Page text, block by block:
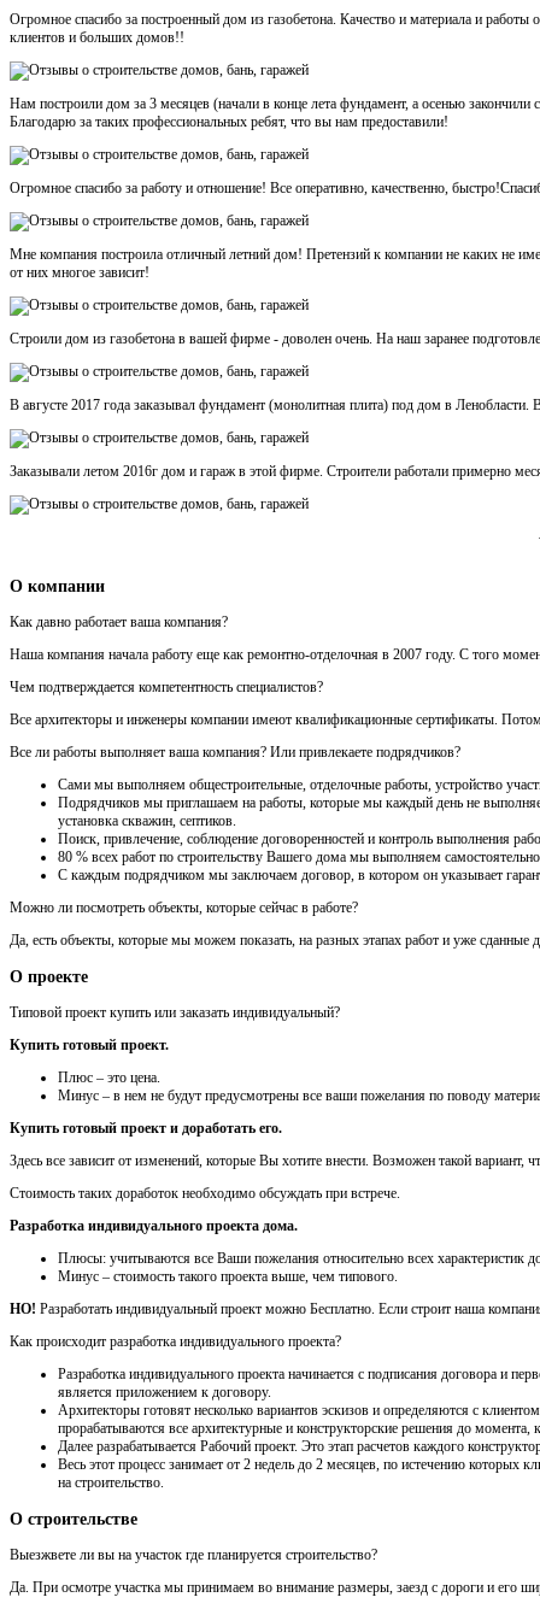
Огромное спасибо за построенный дом из газобетона. Качество и материала и
клиентов и больших домов!!
Нам построили дом за 3 месяцев (начали в конце лета фундамент, а осенью
Благодарю за таких профессиональных ребят, что вы нам предоставили!
Огромное спасибо за работу и отношение! Все оперативно, качественно,
Мне компания построила отличный летний дом! Претензий к компании не каких не
от них многое зависит!
Строили дом из газобетона в вашей фирме - доволен очень. На наш заранее
В августе 2017 года заказывал фундамент (монолитная плита) под дом в
Заказывали летом 2016г дом и гараж в этой фирме. Строители работали примерно
О компании
Как давно работает ваша компания?
Наша компания начала работу еще как ремонтно-отделочная в 2007 году. С того
Чем подтверждается компетентность специалистов?
Все архитекторы и инженеры компании имеют квалификационные сертификаты.
Все ли работы выполняет ваша компания? Или привлекаете подрядчиков?
Сами мы выполняем общестроительные, отделочные работы, устройство
Подрядчиков мы приглашаем на работы, которые мы каждый день не
установка скважин, септиков.
Поиск, привлечение, соблюдение договоренностей и контроль выполнения
80 % всех работ по строительству Вашего дома мы выполняем
С каждым подрядчиком мы заключаем договор, в котором он указывает
Можно ли посмотреть объекты, которые сейчас в работе?
Да, есть объекты, которые мы можем показать, на разных этапах работ и уже сданные
О проекте
Типовой проект купить или заказать индивидуальный?
Купить готовый проект.
Плюс – это цена.
Минус – в нем не будут предусмотрены все ваши пожелания по поводу
Купить готовый проект и доработать его.
Здесь все зависит от изменений, которые Вы хотите внести. Возможен такой вариант,
Стоимость таких доработок необходимо обсуждать при встрече.
Разработка индивидуального проекта дома.
Плюсы: учитываются все Ваши пожелания относительно всех характеристик
Минус – стоимость такого проекта выше, чем типового.
НО! Разработать индивидуальный проект можно Бесплатно. Если строит наша
Как происходит разработка индивидуального проекта?
Разработка индивидуального проекта начинается с подписания договора и
является приложением к договору.
Архитекторы готовят несколько вариантов эскизов и определяются с
прорабатываются все архитектурные и конструкторские решения до момента,
Далее разрабатывается Рабочий проект. Это этап расчетов каждого
Весь этот процесс занимает от 2 недель до 2 месяцев, по истечению
на строительство.
О строительстве
Выезжвете ли вы на участок где планируется строительство?
Да. При осмотре участка мы принимаем во внимание размеры, заезд с дороги и его